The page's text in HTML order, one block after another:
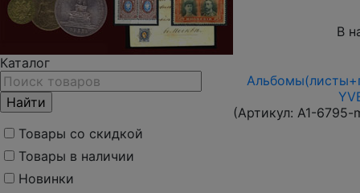
Каталог
Товары со скидкой
Товары в наличии
Новинки
В
(Артикул: A1-6795-